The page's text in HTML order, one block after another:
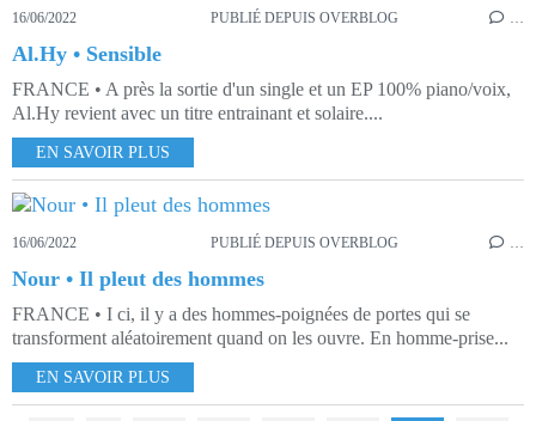
16/06/2022 PUBLIÉ DEPUIS OVERBLOG …
Al.Hy • Sensible
FRANCE • A près la sortie d'un single et un EP 100% piano/voix,
Al.Hy revient avec un titre entrainant et solaire....
EN SAVOIR PLUS
16/06/2022 PUBLIÉ DEPUIS OVERBLOG …
Nour • Il pleut des hommes
FRANCE • I ci, il y a des hommes-poignées de portes qui se
transforment aléatoirement quand on les ouvre. En homme-prise...
EN SAVOIR PLUS